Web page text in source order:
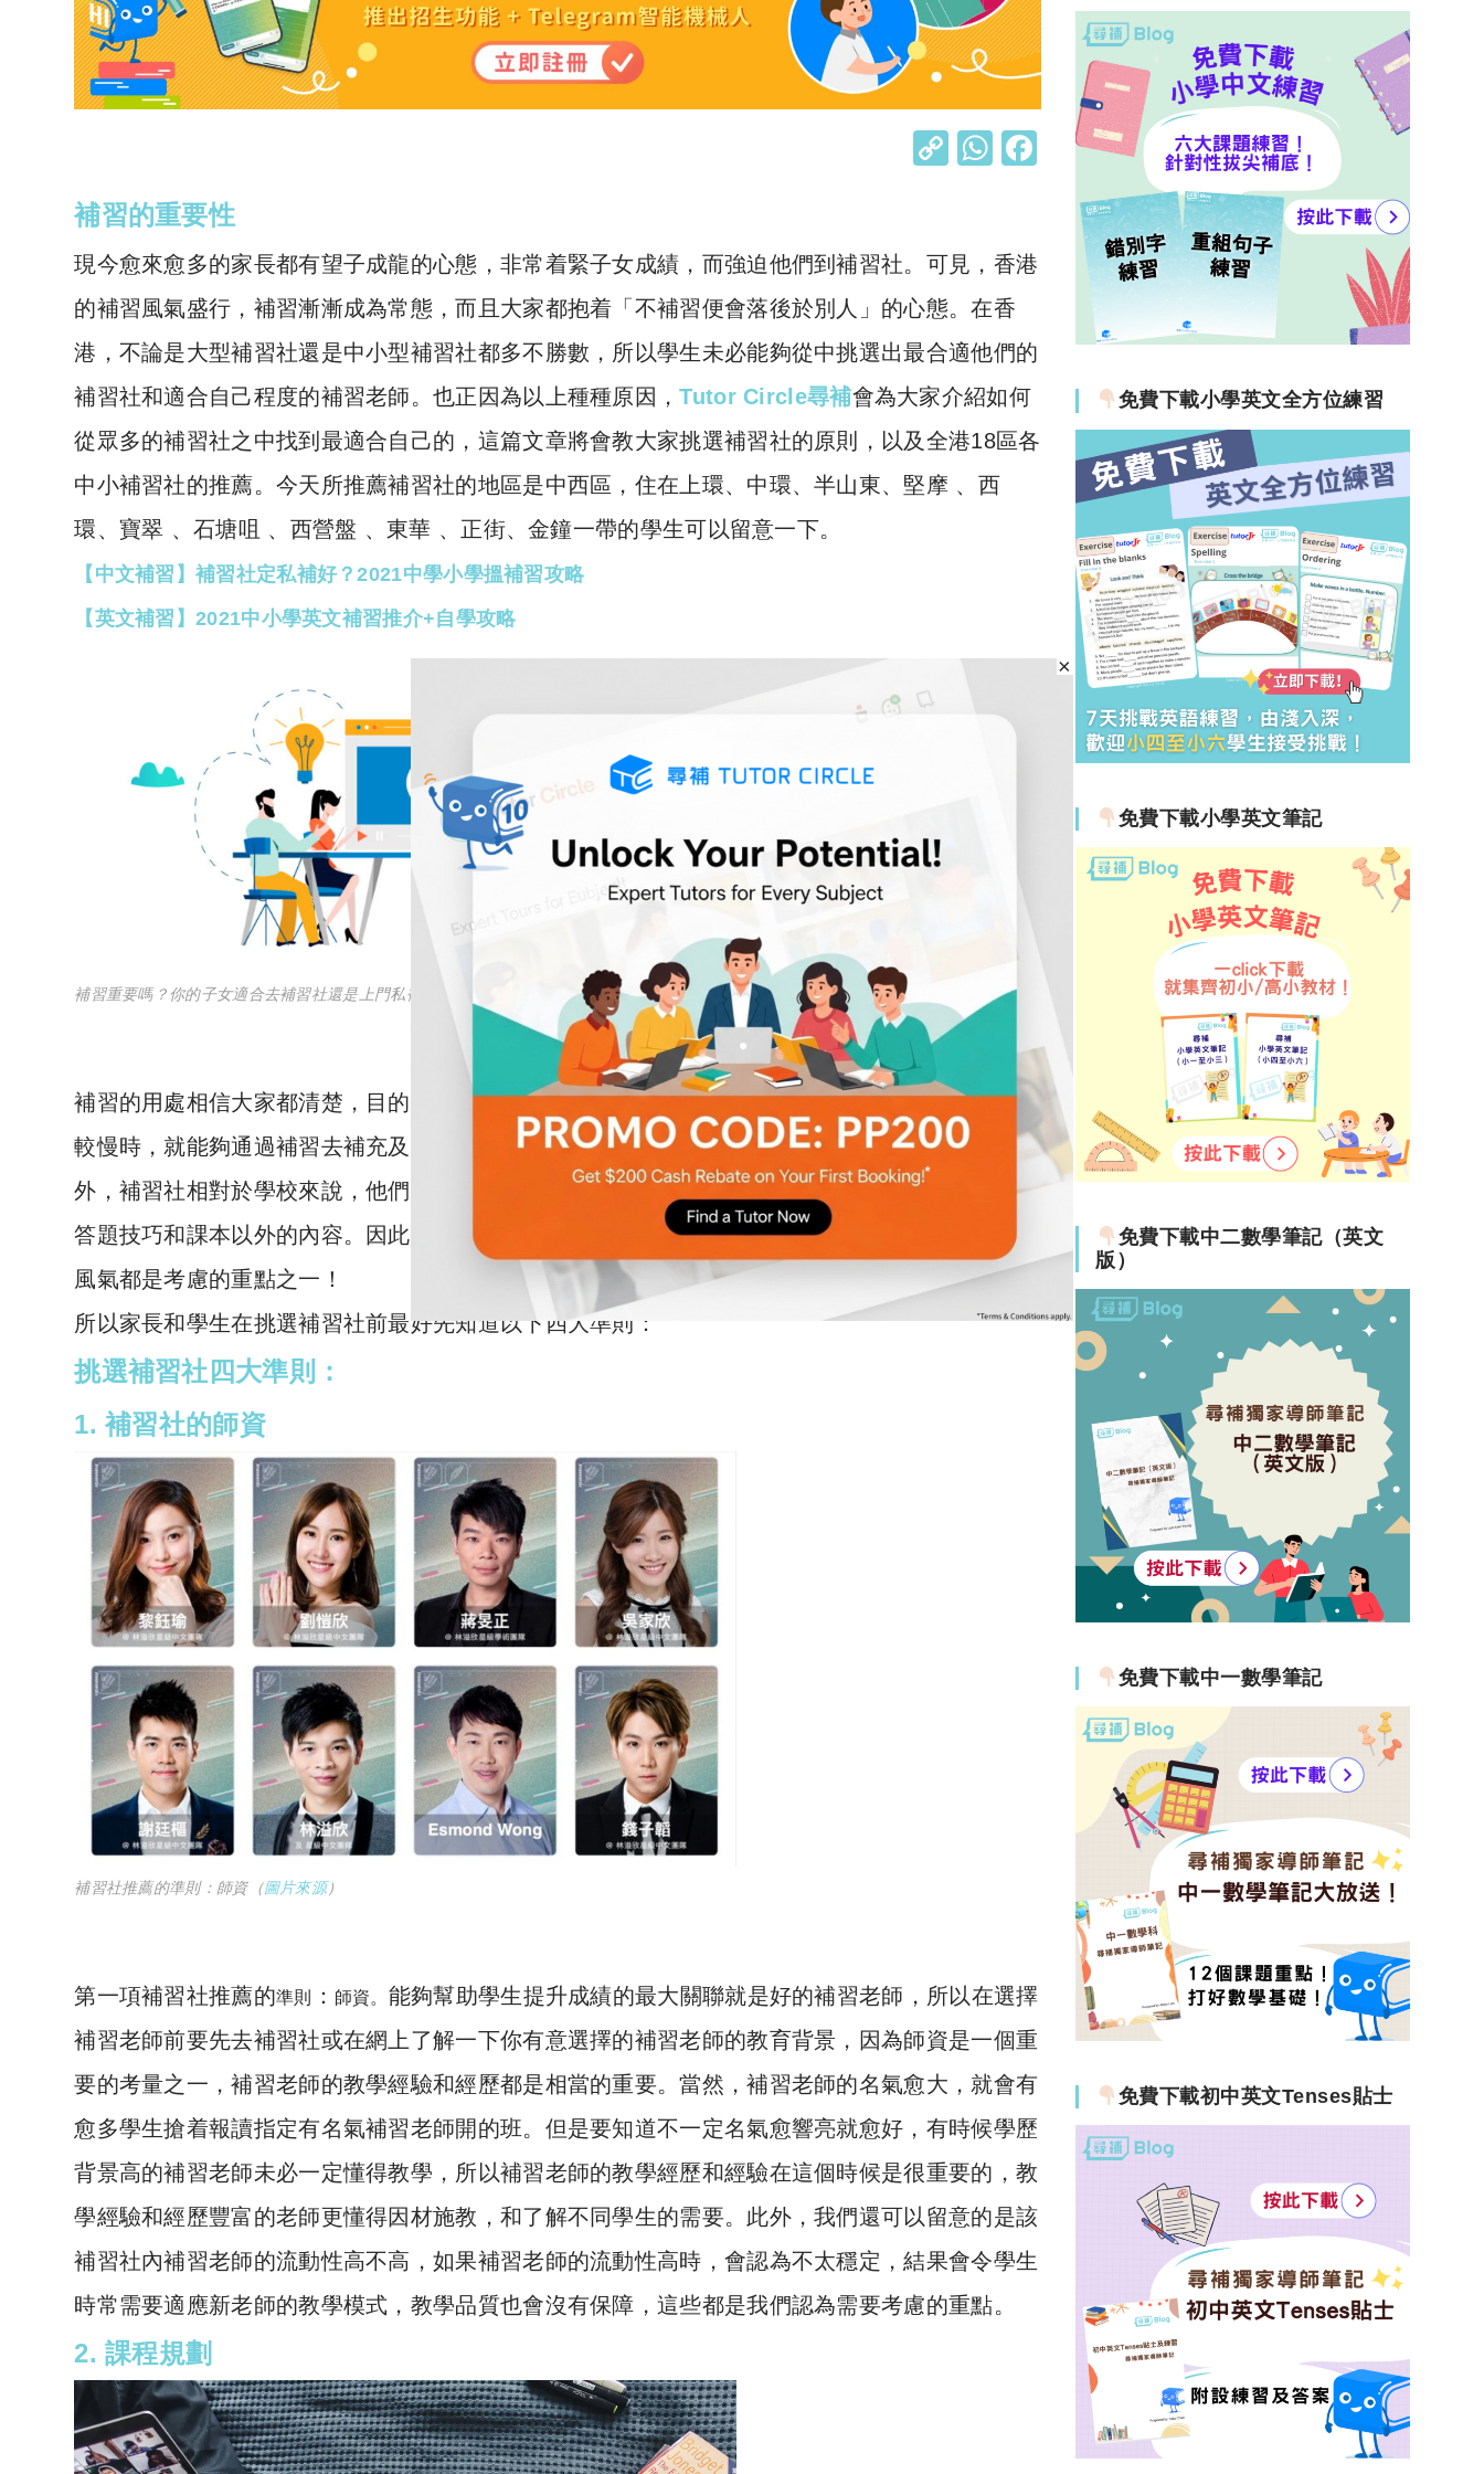
C
Li
n
k
W
s
A
p
p
補習的重要性
現今愈來愈多的家長都有望子成龍的心態，非常着緊子女成績，而強迫他們到補習社。可見，香港
的補習風氣盛行，補習漸漸成為常態，而且大家都抱着「不補習便會落後於別人」的心態。在香
港，不論是大型補習社還是中小型補習社都多不勝數，所以學生未必能夠從中挑選出最合適他們的
補習社和適合自己程度的補習老師。也正因為以上種種原因，Tutor Circle尋補會為大家介紹如何
從眾多的補習社之中找到最適合自己的，這篇文章將會教大家挑選補習社的原則，以及全港18區各
中小補習社的推薦。 今天所推薦補習社的地區是中西區，住在上環、中環、半山東、堅摩 、西
環、寶翠 、石塘咀 、西營盤 、東華 、正街、金鐘一帶的學生可以留意一下。
【中文補習】補習社定私補好？2021中學小學搵補習攻略
【英文補習】2021中小學英文補習推介+自學攻略
補習重要嗎？你的子女適合去補習社還是上門私補？（
補習的用處相信大家都清楚，目的是 彌補學生成績的不足，如果學生在學校的學習速度和吸收能力
較慢時，就能夠通過補習去補充及加深他們的記憶與知識，甚至可以幫助學生補底，打好基礎。另
外，補習社相對於學校來說，他們的教學方法和教材都是比學校更有系統性的，能夠提供更深入的
答題技巧和課本以外的內容。 因此 ，在選擇 補習社時除了要挑選教學能力較強的
，補習社的口碑和
風氣都是考慮的重點之一！
所以家長和學生在挑選補習社前最好先知道以下四大準則：
挑選補習社四大準則：
1.補習社的師資
補習社推薦的準則：師資（圖片來源）
第一項補習社推薦的準則 ： 師資。 能夠幫助學生提升成績的最大關聯就是好的補習老師，所以在選擇
補習老師前要先去補習社或在網上了解一下你有意選擇的補習老師的教育背景，因為師資是一個重
要的考量之一，補習老師的教學經驗和經歷都是相當的重要。當然，補習老師的名氣愈大，就會有
愈多學生搶着報讀指定有名氣補習老師開的班。但是要知道不一定名氣愈響亮就愈好，有時候學歷
背景高的補習老師未必一定懂得教學，所以補習老師的教學經歷和經驗在這個時候是很重要的，教
學經驗和經歷豐富的老師更懂得因材施教，和了解不同學生的需要。此外，我們還可以留意的是該
補習社內補習老師的流動性高不高，如果補習老師的流動性高時，會認為不太穩定，結果會令學生
時常需要適應新老師的教學模式，教學品質也會沒有保障，這些都是我們認為需要考慮的重點。
2. 課程規劃
免費下載小學英文全方位練習
免費下載小學英文筆記
免費下載中二數學筆記（英文
版）
免費下載中一數學筆記
免費下載初中英文Tenses貼士